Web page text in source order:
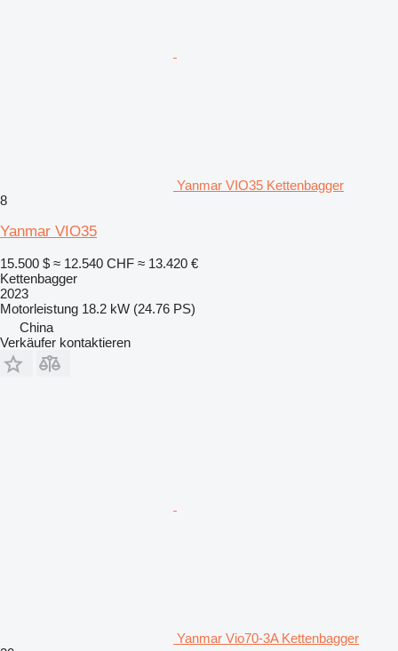
Yanmar VIO35 Kettenbagger
8
Yanmar VIO35
15.500 $ ≈ 12.540 CHF ≈ 13.420 €
Kettenbagger
2023
Motorleistung 18.2 kW (24.76 PS)
China
Verkäufer kontaktieren
Yanmar Vio70-3A Kettenbagger